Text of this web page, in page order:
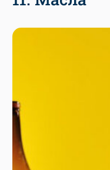
Особенно это
г) крупы. Каши —
плюс –